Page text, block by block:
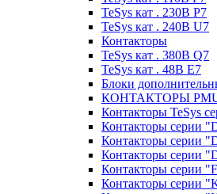
TeSys кат . 230В P7
TeSys кат . 240В U7
Контакторы
TeSys кат . 380В Q7
TeSys кат . 48В E7
Блоки
КОНТАКТОРЫ
Контакторы TeSys
Контакторы серии
Контакторы серии
Контакторы серии
Контакторы серии
Контакторы серии